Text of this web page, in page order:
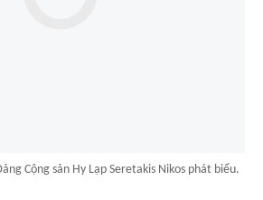
Cộng sản Hy Lạp Seretakis Nikos phát biểu.